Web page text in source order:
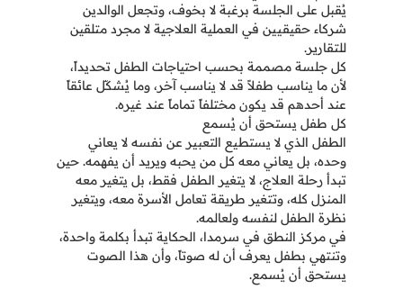
يُقبل على الجلسة برغبة لا بخوف، وتجعل الوالدين
شركاء حقيقيين في العملية العلاجية لا مجرد متلقين
للتقارير.
كل جلسة مصممة بحسب احتياجات الطفل تحديداً،
لأن ما يناسب طفلاً قد لا يناسب آخر، وما يُشكّل عائقاً
عند أحدهم قد يكون مختلفاً تماماً عند غيره.
كل طفل يستحق أن يُسمع
الطفل الذي لا يستطيع التعبير عن نفسه لا يعاني
وحده، بل يعاني معه كل من يحبه ويريد أن يفهمه. حين
تبدأ رحلة العلاج، لا يتغير الطفل فقط، بل يتغير معه
المنزل كله، وتتغير طريقة تعامل الأسرة معه، ويتغير
نظرة الطفل لنفسه ولعالمه.
في مركز النطق في سرمدا، الحكاية تبدأ بكلمة واحدة،
وتنتهي بطفل يعرف أن له صوتاً، وأن هذا الصوت
يستحق أن يُسمع.